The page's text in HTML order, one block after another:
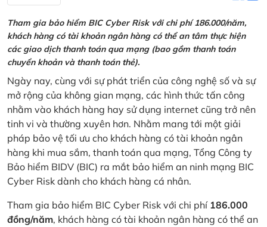
Tham gia bảo hiểm BIC Cyber Risk với chi phí 186.000/năm,
khách hàng có tài khoản ngân hàng có thể an tâm thực hiện
các giao dịch thanh toán qua mạng (bao gồm thanh toán
chuyển khoản và thanh toán thẻ).
Ngày nay, cùng với sự phát triển của công nghệ số và sự
mở rộng của không gian mạng, các hình thức tấn công
nhằm vào khách hàng hay sử dụng internet cũng trở nên
tinh vi và thường xuyên hơn. Nhằm mang tới một giải
pháp bảo vệ tối ưu cho khách hàng có tài khoản ngân
hàng khi mua sắm, thanh toán qua mạng, Tổng Công ty
Bảo hiểm BIDV (BIC) ra mắt bảo hiểm an ninh mạng BIC
Cyber Risk dành cho khách hàng cá nhân.
Tham gia bảo hiểm BIC Cyber Risk với chi phí 186.000
đồng/năm, khách hàng có tài khoản ngân hàng có thể an